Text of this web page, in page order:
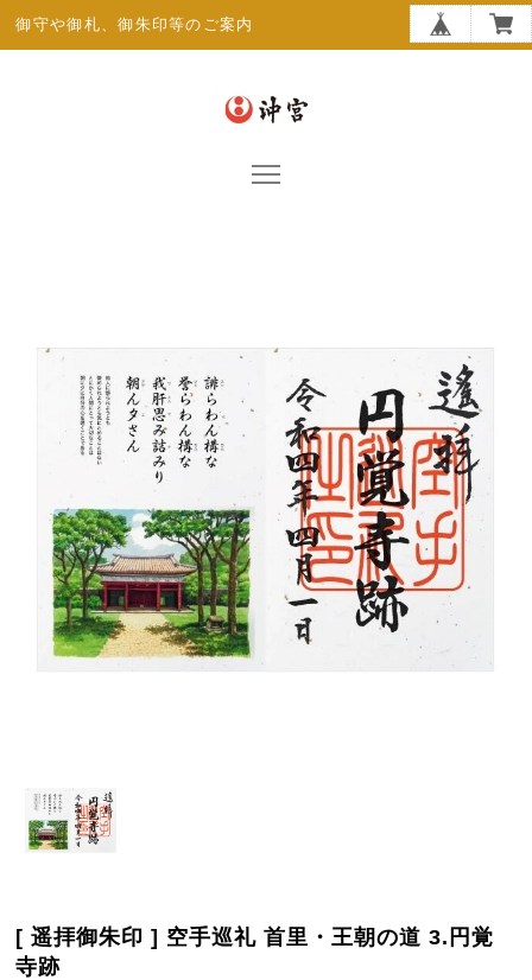
御守や御札、御朱印等のご案内
[ 遥拝御朱印 ] 空手巡礼 首里・王朝の道 3.円覚
寺跡